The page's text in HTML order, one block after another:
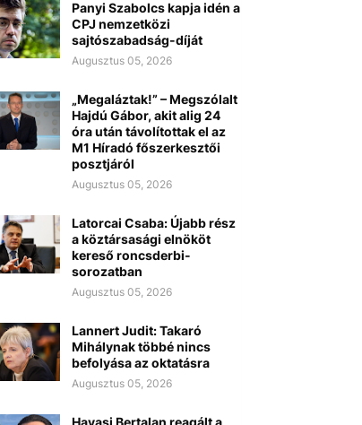
Panyi Szabolcs kapja idén a
CPJ nemzetközi
sajtószabadság-díját
Augusztus 05, 2026
„Megaláztak!” – Megszólalt
Hajdú Gábor, akit alig 24
óra után távolítottak el az
M1 Híradó főszerkesztői
posztjáról
Augusztus 05, 2026
Latorcai Csaba: Újabb rész
a köztársasági elnököt
kereső roncsderbi-
sorozatban
Augusztus 05, 2026
Lannert Judit: Takaró
Mihálynak többé nincs
befolyása az oktatásra
Augusztus 05, 2026
Havasi Bertalan reagált a